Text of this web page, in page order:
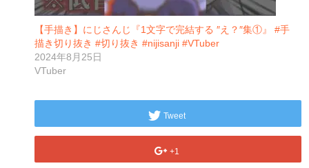
【手描き】にじさんじ『1文字で完結する ″え？″集①』 #手
描き切り抜き #切り抜き #nijisanji #VTuber
2024年8月25日
VTuber
Tweet
+1